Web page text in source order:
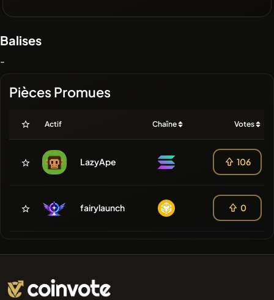
Balises
-
Pièces Promues
Actif Chaîne Votes
LazyApe 106
fairylaunch 0